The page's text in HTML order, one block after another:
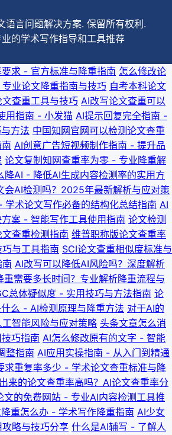
言问题解决方案. 保留所有权利.
的学术写作指导和工具推荐
求 - 官方标准与降重指南 怎么修改论
业论文降重指南与技巧 自考本科论文
查重工具与技巧 AI改写论文查重可以
用指南 - 小发猫 AI提示回复完全指南 -
方法 中国知网官网可以检测论文查重
AI创意广告短视频制作指南 - 提升品
论文复制知网查重率为零 - 专业降重解
降AI - 降低AI生成内容检测率的实用方
会AI检测吗？2025年最新解析与应对策
学术论文写作必备的结构化总结指南 AI
案 - 智能写作工具使用指南 论文检测
查重检测指南 维普职称版论文查重率
与工具指南 SCI论文查重相似度标准与
AI改写可以降低AI风险吗？深度解析
重需要多长时间？专业解析降重流程与
总体疑似度 - 实用技巧与方法指南 论
么 - AI检测原理与降重方法 对于AI的
智能风险与应对策略 头条文章怎么消
巧指南 AI怎么修改原有的文字 - 智能
整指南 AI应用实操指南 - 从入门到精通
求重复率多少 - 学术论文查重标准与降
来的论文查重率高吗？AI论文查重率分
文的免费网站 - 专业AI内容检测工具推
重怎么办 - 学术写作降重指南 AI少女
略与技巧分享 什么是AI辅写 - 了解人